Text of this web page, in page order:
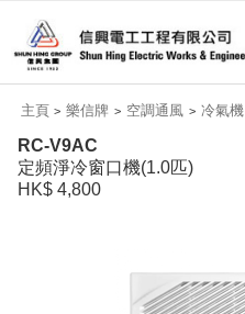
主頁 > 樂信牌 > 空調通風 > 冷氣機
RC-V9AC
定頻淨冷窗口機(1.0匹)
HK$ 4,800